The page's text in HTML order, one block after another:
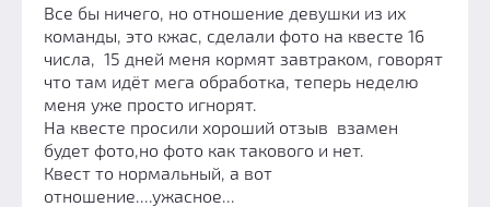
Все бы ничего, но отношение девушки из их
команды, это кжас, сделали фото на квесте 16
числа, 15 дней меня кормят завтраком, говорят
что там идёт мега обработка, теперь неделю
меня уже просто игнорят.
На квесте просили хороший отзыв взамен
будет фото,но фото как такового и нет.
Квест то нормальный, а вот
отношение....ужасное...